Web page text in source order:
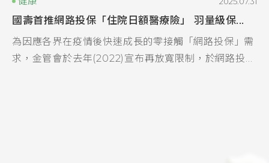
國壽首推網路投保「住院日額醫療險」 羽量級保...
為因應各界在疫情後快速成長的零接觸「網路投保」需
求，金管會於去年(2022)宣布再放寬限制，於網路投保